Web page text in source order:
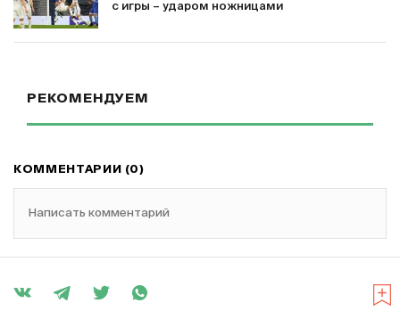
с игры – ударом ножницами
РЕКОМЕНДУЕМ
КОММЕНТАРИИ (0)
Написать комментарий